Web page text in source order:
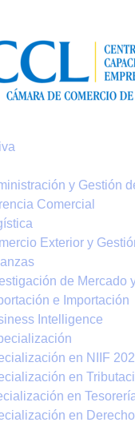
y Gestión
Comercial
Exterior y
de Mercado
e Importación
Intelligence
en NIIF
en
en
en